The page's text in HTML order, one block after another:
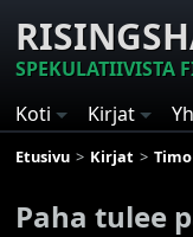
SPEKULATIIVISTA
Koti
Kirjat
Etusivu Kirjat
Paha tulee